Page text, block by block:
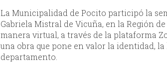
La Municipalidad de Pocito participó la
Gabriela Mistral de Vicuña, en la Región
manera virtual, a través de la plataforma
una obra que pone en valor la identidad,
departamento.